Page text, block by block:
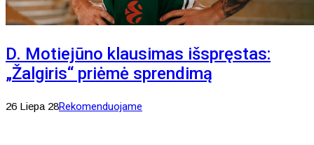
D. Motiejūno klausimas išspręstas:
„Žalgiris“ priėmė sprendimą
26 Liepa 28Rekomenduojame